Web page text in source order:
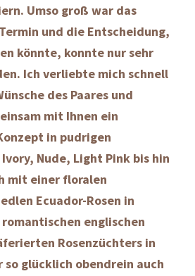
Umso groß war das
und die Entscheidung,
könnte, konnte nur sehr
Ich verliebte mich schnell
des Paares und
mit Ihnen ein
in pudrigen
Nude, Light Pink bis hin
mit einer floralen
Ecuador-Rosen in
englischen
Rosenzüchters in
so glücklich obendrein auch